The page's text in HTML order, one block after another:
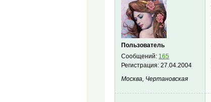
Пользователь
Сообщений: 165
Регистрация:27.04.2004
Москва, Чертановская